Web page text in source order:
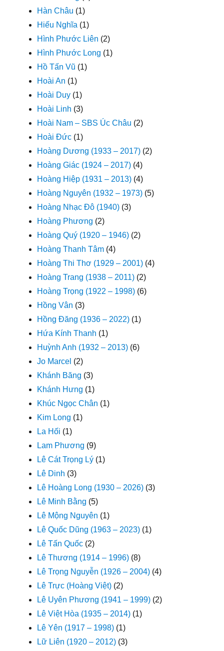
Hàn Châu (1)
Hiếu Nghĩa (1)
Hình Phước Liên (2)
Hình Phước Long (1)
Hồ Tấn Vũ (1)
Hoài An (1)
Hoài Duy (1)
Hoài Linh (3)
Hoài Nam – SBS Úc Châu (2)
Hoài Đức (1)
Hoàng Dương (1933 – 2017) (2)
Hoàng Giác (1924 – 2017) (4)
Hoàng Hiệp (1931 – 2013) (4)
Hoàng Nguyên (1932 – 1973) (5)
Hoàng Nhạc Đô (1940) (3)
Hoàng Phương (2)
Hoàng Quý (1920 – 1946) (2)
Hoàng Thanh Tâm (4)
Hoàng Thi Thơ (1929 – 2001) (4)
Hoàng Trang (1938 – 2011) (2)
Hoàng Trọng (1922 – 1998) (6)
Hồng Vân (3)
Hồng Đăng (1936 – 2022) (1)
Hứa Kính Thanh (1)
Huỳnh Anh (1932 – 2013) (6)
Jo Marcel (2)
Khánh Băng (3)
Khánh Hưng (1)
Khúc Ngọc Chân (1)
Kim Long (1)
La Hối (1)
Lam Phương (9)
Lê Cát Trọng Lý (1)
Lê Dinh (3)
Lê Hoàng Long (1930 – 2026) (3)
Lê Minh Bằng (5)
Lê Mộng Nguyên (1)
Lê Quốc Dũng (1963 – 2023) (1)
Lê Tấn Quốc (2)
Lê Thương (1914 – 1996) (8)
Lê Trọng Nguyễn (1926 – 2004) (4)
Lê Trực (Hoàng Việt) (2)
Lê Uyên Phương (1941 – 1999) (2)
Lê Việt Hòa (1935 – 2014) (1)
Lê Yên (1917 – 1998) (1)
Lữ Liên (1920 – 2012) (3)